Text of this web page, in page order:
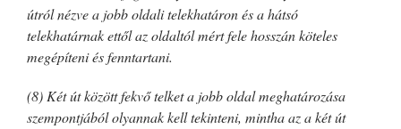
útról nézve a jobb oldali telekhatáron és a hátsó
telekhatárnak ettől az oldaltól mért fele hosszán köteles
megépíteni és fenntartani.
(8) Két út között fekvő telket a jobb oldal meghatározása
szempontjából olyannak kell tekinteni, mintha az a két út